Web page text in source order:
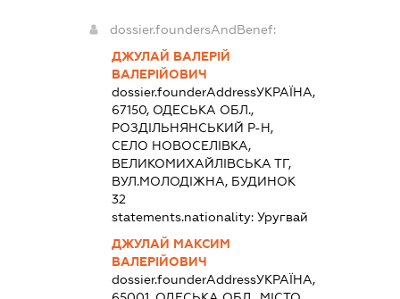
dossier.foundersAndBenef:
ДЖУЛАЙ ВАЛЕРІЙ
ВАЛЕРІЙОВИЧ
dossier.founderAddressУКРАЇНА,
67150, ОДЕСЬКА ОБЛ.,
РОЗДІЛЬНЯНСЬКИЙ Р-Н,
СЕЛО НОВОСЕЛІВКА,
ВЕЛИКОМИХАЙЛІВСЬКА ТГ,
ВУЛ.МОЛОДІЖНА, БУДИНОК
32
statements.nationality:Уругвай
ДЖУЛАЙ МАКСИМ
ВАЛЕРІЙОВИЧ
dossier.founderAddressУКРАЇНА,